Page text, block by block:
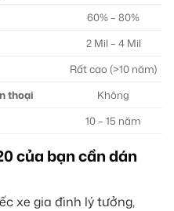
60% – 80%
2 Mil – 4 Mil
Rất cao (>10 năm)
thoại
Không
10 – 15 năm
của bạn cần dán
xe gia đình lý tưởng,